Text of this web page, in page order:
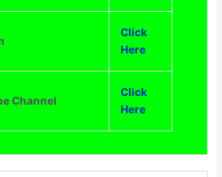
Click
Here
Channel
Click
Here